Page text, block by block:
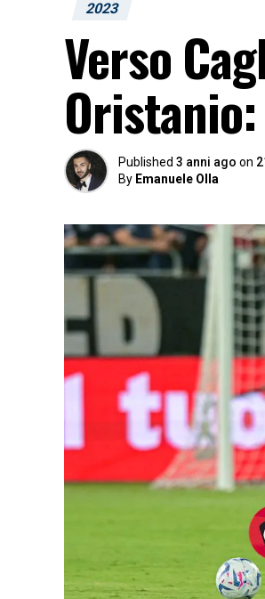
2023
Verso
Published 3 anni ago on
By Emanuele Olla